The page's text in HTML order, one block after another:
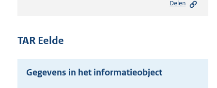
s
r
Delen
TAR Eelde
Gegevens in het informatieobject